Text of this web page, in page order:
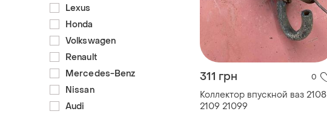
311 грн 0
Коллектор впускной ваз 2108
2109 21099
Lexus
Honda
Volkswagen
Renault
Mercedes-Benz
Nissan
Audi